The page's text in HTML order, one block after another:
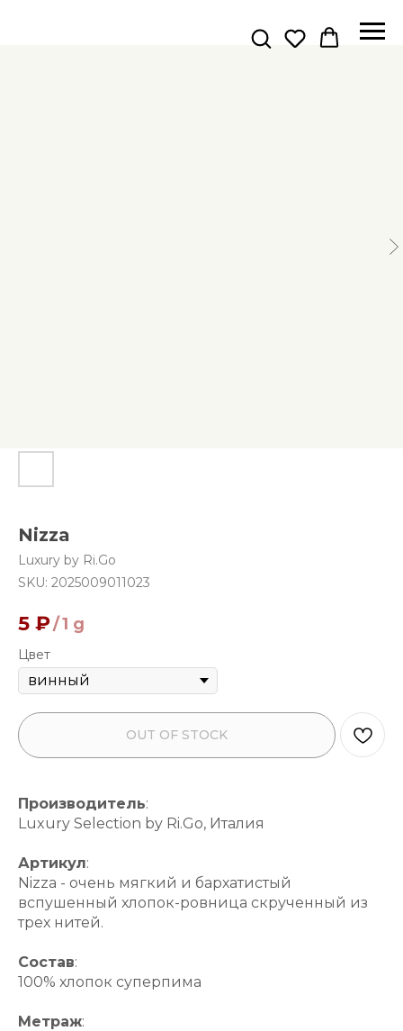
Nizza
Luxury by Ri.Go
SKU: 2025009011023
5 ₽/1 g
Цвет
OUT OF STOCK
Производитель:
Luxury Selection by Ri.Go, Италия
Артикул:
Nizza - очень мягкий и бархатистый
вспушенный хлопок-ровница скрученный из
трех нитей.
Состав:
100% хлопок суперпима
Метраж: